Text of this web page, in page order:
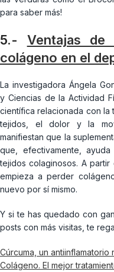
para saber más!
5.- Ventajas de
colágeno en el
La investigadora Ángela
y Ciencias de la Actividad
científica relacionada con
tejidos, el dolor y la
manifiestan que la
que, efectivamente,
tejidos colaginosos. A
empieza a perder
nuevo por sí mismo.
Y si te has quedado con
posts con más visitas, te
Cúrcuma, un antiinflamatorio
Colágeno. El mejor